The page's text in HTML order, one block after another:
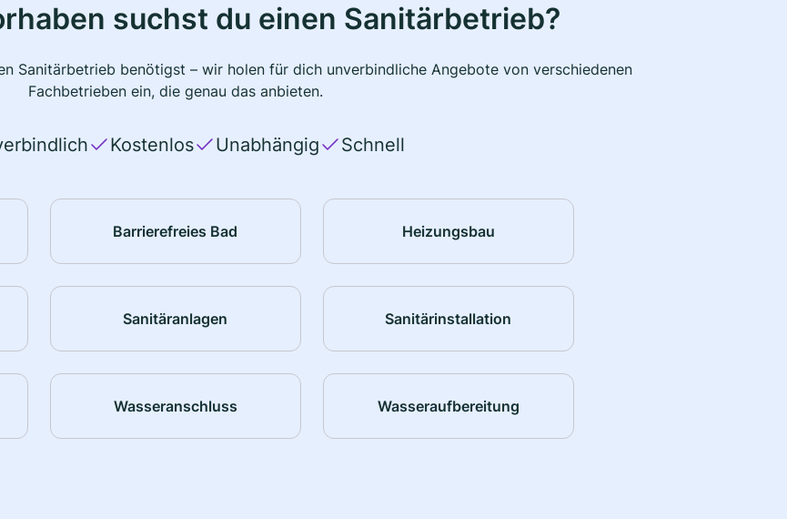
suchst du einen Sanitärbetrieb?
Sanitärbetrieb benötigst – wir holen für dich unverbindliche Angebote von verschiedenen
Fachbetrieben ein, die genau das anbieten.
Kostenlos Unabhängig Schnell
Barrierefreies Bad Heizungsbau
Sanitäranlagen Sanitärinstallation
Wasseranschluss Wasseraufbereitung